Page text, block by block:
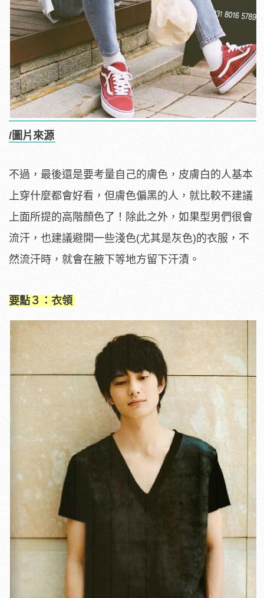
/圖片來源
不過，最後還是要考量自己的膚色，皮膚白的人基本
上穿什麼都會好看，但膚色偏黑的人，就比較不建議
上面所提的高階顏色了！除此之外，如果型男們很會
流汗，也建議避開一些淺色(尤其是灰色)的衣服，不
然流汗時，就會在腋下等地方留下汗漬。
要點３：衣領